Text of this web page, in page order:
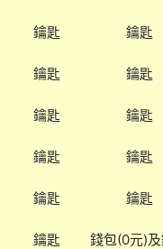
鑰匙 鑰匙
鑰匙 鑰匙
鑰匙 鑰匙
鑰匙 鑰匙
鑰匙 鑰匙
鑰匙 錢包(0元)